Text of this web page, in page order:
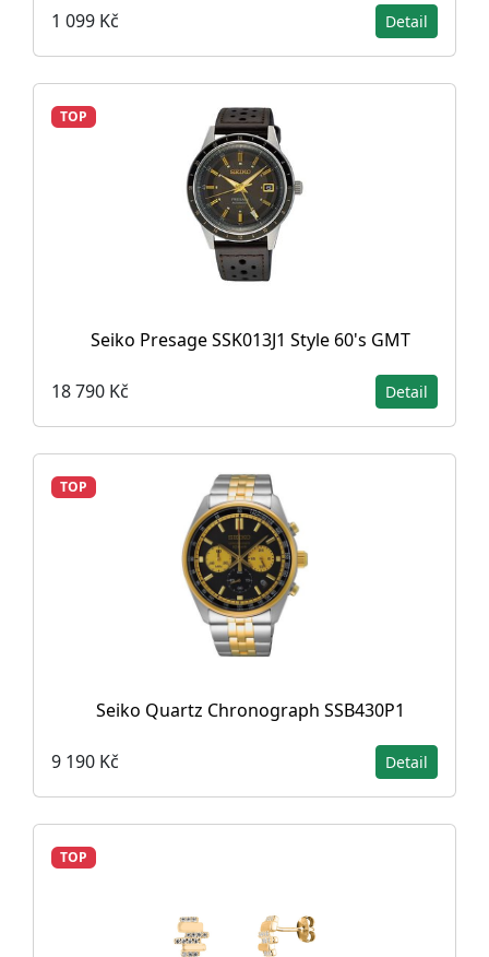
1 099 Kč Detail
TOP
Seiko Presage SSK013J1 Style 60's GMT
18 790 Kč Detail
TOP
Seiko Quartz Chronograph SSB430P1
9 190 Kč Detail
TOP